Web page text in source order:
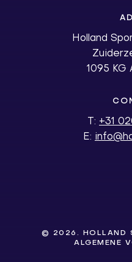
Holland
1095 KG
T: +31
E:
© 2026 . HOLLAND
ALGEMENE